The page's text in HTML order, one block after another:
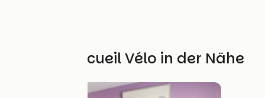
Weitere Accueil Vélo in der Nähe